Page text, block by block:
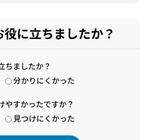
に立ちましたか？
ちましたか？
分かりにくかった
やすかったですか？
見つけにくかった